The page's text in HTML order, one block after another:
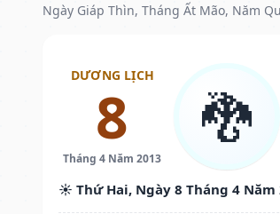
Ngày Giáp Thìn, Tháng Ất Mão, Năm
DƯƠNG LỊCH
8
Tháng 4 Năm 2013
🐉
☀️ Thứ Hai, Ngày 8 Tháng 4 Năm